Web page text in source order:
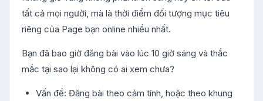
tất cả mọi người, mà là thời điểm đối tượng mục tiêu
riêng của Page bạn online nhiều nhất.
Bạn đã bao giờ đăng bài vào lúc 10 giờ sáng và thắc
mắc tại sao lại không có ai xem chưa?
Vấn đề: Đăng bài theo cảm tính, hoặc theo khung